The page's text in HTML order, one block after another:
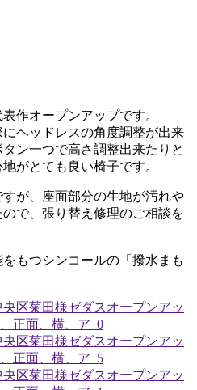
作オープンアップです。
ヘッドレスの角度調整が出来
ン一つで高さ調整出来たりと
がとても良い椅子です。
が、座面部分の生地が汚れや
で、張り替え修理のご相談を
もつシンコールの「撥水まも